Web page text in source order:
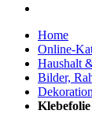
Home
Online-
Haushalt
Bilder,